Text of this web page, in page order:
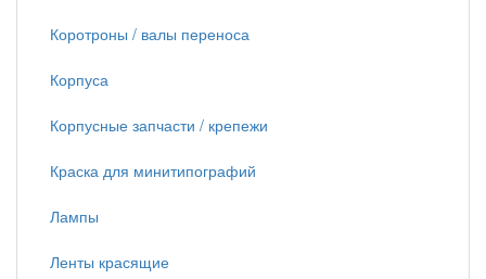
Коротроны / валы переноса
Корпуса
Корпусные запчасти / крепежи
Краска для минитипографий
Лампы
Ленты красящие